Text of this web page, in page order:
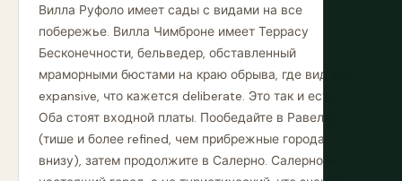
Вилла Руфоло имеет сады с видами на все
побережье. Вилла Чимброне имеет Террасу
Бесконечности, бельведер, обставленный
мраморными бюстами на краю обрыва, где вид так
expansive, что кажется deliberate. Это так и есть.
Оба стоят входной платы. Пообедайте в Равелло
(тише и более refined, чем прибрежные города
внизу), затем продолжите в Салерно. Салерно —